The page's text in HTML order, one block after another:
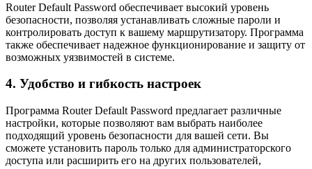
Router Default Password обеспечивает высокий уровень
безопасности, позволяя устанавливать сложные пароли и
контролировать доступ к вашему маршрутизатору. Программа
также обеспечивает надежное функционирование и защиту от
возможных уязвимостей в системе.
4. Удобство и гибкость настроек
Программа Router Default Password предлагает различные
настройки, которые позволяют вам выбрать наиболее
подходящий уровень безопасности для вашей сети. Вы
сможете установить пароль только для администраторского
доступа или расширить его на других пользователей,